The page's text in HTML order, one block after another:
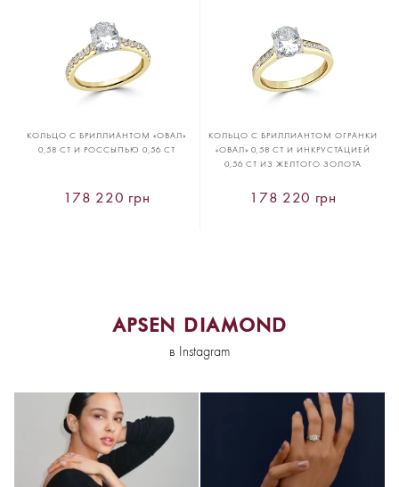
КОЛЬЦО С БРИЛЛИАНТОМ «ОВАЛ»
0,58 CT И РОССЫПЬЮ 0,56 CT
178 220 грн
КОЛЬЦО С БРИЛЛИАНТОМ ОГРАНКИ
«ОВАЛ» 0,58 CT И ИНКРУСТАЦИЕЙ
0,56 CT ИЗ ЖЕЛТОГО ЗОЛОТА
178 220 грн
APSEN DIAMOND
в Instagram